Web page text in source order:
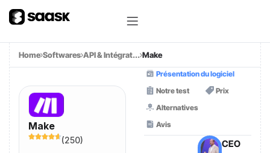
Home Softwares API & Intégrat... Make
Make
(250)
Présentation du logiciel
Notre test
Prix
Alternatives
Avis
CEO